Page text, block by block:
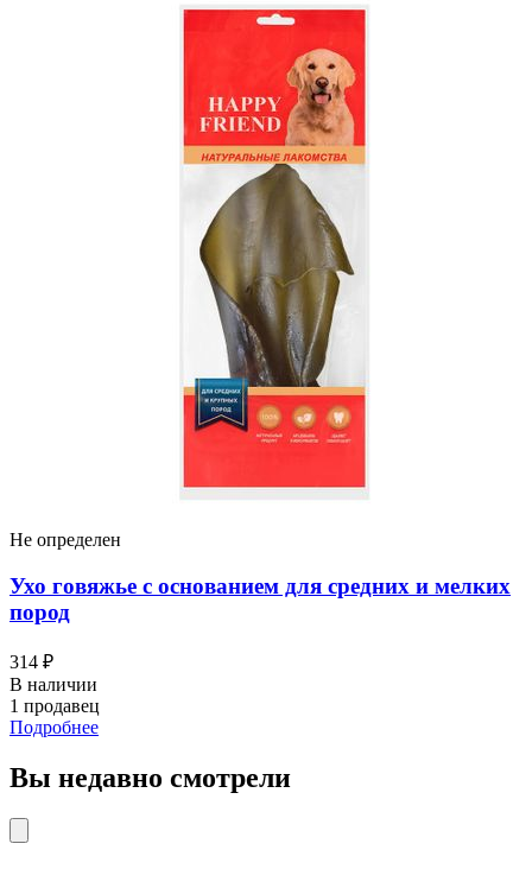
Не определен
Ухо говяжье с основанием для средних и мелких
пород
314 ₽
В наличии
1 продавец
Подробнее
Вы недавно смотрели